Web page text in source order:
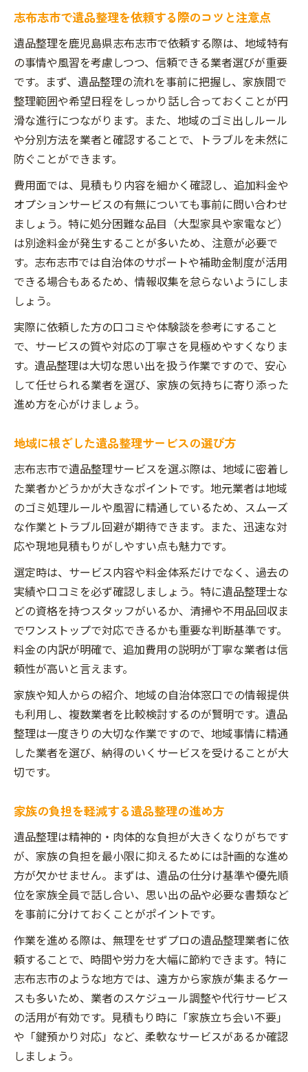
志布志市で遺品整理を依頼する際のコツと注意点
遺品整理を鹿児島県志布志市で依頼する際は、地域特有
の事情や風習を考慮しつつ、信頼できる業者選びが重要
です。まず、遺品整理の流れを事前に把握し、家族間で
整理範囲や希望日程をしっかり話し合っておくことが円
滑な進行につながります。また、地域のゴミ出しルール
や分別方法を業者と確認することで、トラブルを未然に
防ぐことができます。
費用面では、見積もり内容を細かく確認し、追加料金や
オプションサービスの有無についても事前に問い合わせ
ましょう。特に処分困難な品目（大型家具や家電など）
は別途料金が発生することが多いため、注意が必要で
す。志布志市では自治体のサポートや補助金制度が活用
できる場合もあるため、情報収集を怠らないようにしま
しょう。
実際に依頼した方の口コミや体験談を参考にすること
で、サービスの質や対応の丁寧さを見極めやすくなりま
す。遺品整理は大切な思い出を扱う作業ですので、安心
して任せられる業者を選び、家族の気持ちに寄り添った
進め方を心がけましょう。
地域に根ざした遺品整理サービスの選び方
志布志市で遺品整理サービスを選ぶ際は、地域に密着し
た業者かどうかが大きなポイントです。地元業者は地域
のゴミ処理ルールや風習に精通しているため、スムーズ
な作業とトラブル回避が期待できます。また、迅速な対
応や現地見積もりがしやすい点も魅力です。
選定時は、サービス内容や料金体系だけでなく、過去の
実績や口コミを必ず確認しましょう。特に遺品整理士な
どの資格を持つスタッフがいるか、清掃や不用品回収ま
でワンストップで対応できるかも重要な判断基準です。
料金の内訳が明確で、追加費用の説明が丁寧な業者は信
頼性が高いと言えます。
家族や知人からの紹介、地域の自治体窓口での情報提供
も利用し、複数業者を比較検討するのが賢明です。遺品
整理は一度きりの大切な作業ですので、地域事情に精通
した業者を選び、納得のいくサービスを受けることが大
切です。
家族の負担を軽減する遺品整理の進め方
遺品整理は精神的・肉体的な負担が大きくなりがちです
が、家族の負担を最小限に抑えるためには計画的な進め
方が欠かせません。まずは、遺品の仕分け基準や優先順
位を家族全員で話し合い、思い出の品や必要な書類など
を事前に分けておくことがポイントです。
作業を進める際は、無理をせずプロの遺品整理業者に依
頼することで、時間や労力を大幅に節約できます。特に
志布志市のような地方では、遠方から家族が集まるケー
スも多いため、業者のスケジュール調整や代行サービス
の活用が有効です。見積もり時に「家族立ち会い不要」
や「鍵預かり対応」など、柔軟なサービスがあるか確認
しましょう。